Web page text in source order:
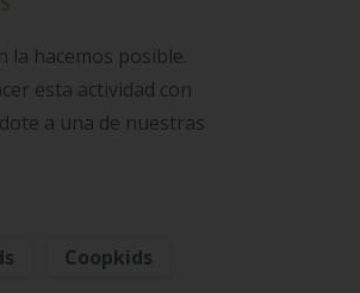
la hacemos posible.
esta actividad con
a una de nuestras
Coopkids